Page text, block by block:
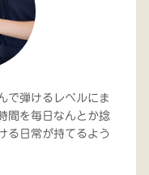
で弾けるレベルにま
間を毎日なんとか捻
る日常が持てるよう